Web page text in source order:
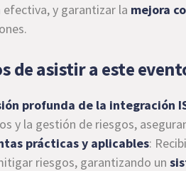
efectiva, y garantizar la mejora
de asistir a este
profunda de la integración
y la gestión de riesgos,
prácticas y aplicables:
riesgos, garantizando un